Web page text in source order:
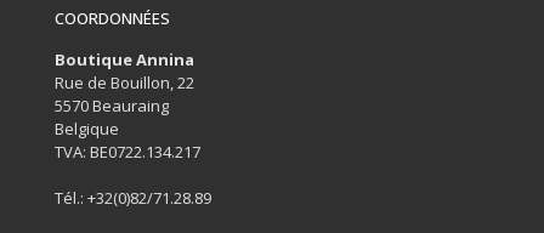
COORDONNÉES
Boutique Annina
Rue de Bouillon, 22
5570 Beauraing
Belgique
TVA: BE0722.134.217
Tél.: +32(0)82/71.28.89